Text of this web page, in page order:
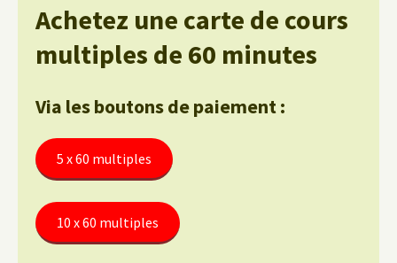
Achetez une carte de cours
multiples de 60 minutes
Via les boutons de paiement :
5 x 60 multiples
10 x 60 multiples